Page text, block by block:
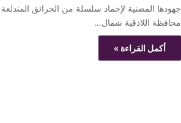
جهودها المضنية لإخماد سلسلة من الحرائق
محافظة اللاذقية شمال…
أكمل القراءة »